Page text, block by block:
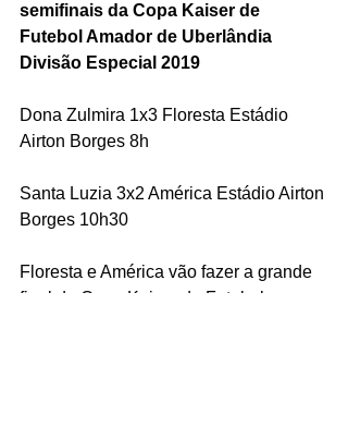
semifinais da Copa Kaiser de
Futebol Amador de Uberlândia
Divisão Especial 2019
Dona Zulmira 1x3 Floresta Estádio
Airton Borges 8h
Santa Luzia 3x2 América Estádio Airton
Borges 10h30
Floresta e América vão fazer a grande
final da Copa Kaiser de Futebol